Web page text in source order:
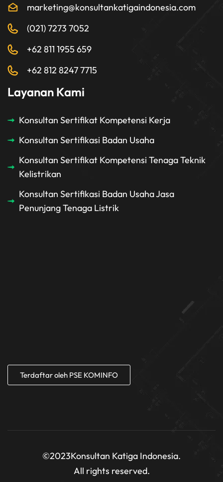
marketing@konsultankatigaindonesia.com
(021) 7273 7052
+62 811 1955 659
+62 812 8247 7715
Layanan Kami
Konsultan Sertifikat Kompetensi Kerja
Konsultan Sertifikasi Badan Usaha
Konsultan Sertifikat Kompetensi Tenaga Teknik
Kelistrikan
Konsultan Sertifikasi Badan Usaha Jasa
Penunjang Tenaga Listrik
Terdaftar oleh PSE KOMINFO
©2023Konsultan Katiga Indonesia.
All rights reserved.